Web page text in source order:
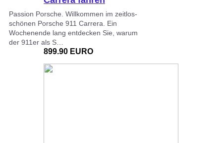
für…
Passion Porsche. Willkommen im zeitlos-
schönen Porsche 911 Carrera. Ein
Wochenende lang entdecken Sie, warum
der 911er als S…
899.90 EURO